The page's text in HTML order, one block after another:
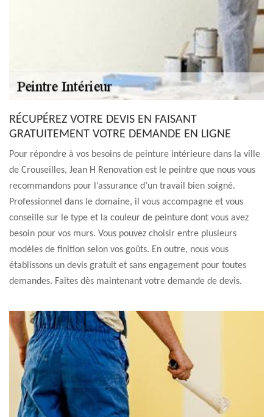
RÉCUPÉREZ VOTRE DEVIS EN FAISANT
GRATUITEMENT VOTRE DEMANDE EN LIGNE
Pour répondre à vos besoins de peinture intérieure dans la ville
de Crouseilles, Jean H Renovation est le peintre que nous vous
recommandons pour l’assurance d’un travail bien soigné.
Professionnel dans le domaine, il vous accompagne et vous
conseille sur le type et la couleur de peinture dont vous avez
besoin pour vos murs. Vous pouvez choisir entre plusieurs
modèles de finition selon vos goûts. En outre, nous vous
établissons un devis gratuit et sans engagement pour toutes
demandes. Faites dès maintenant votre demande de devis.